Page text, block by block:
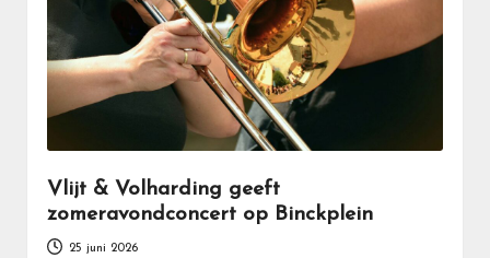
Vlijt & Volharding geeft
zomeravondconcert op Binckplein
25 juni 2026